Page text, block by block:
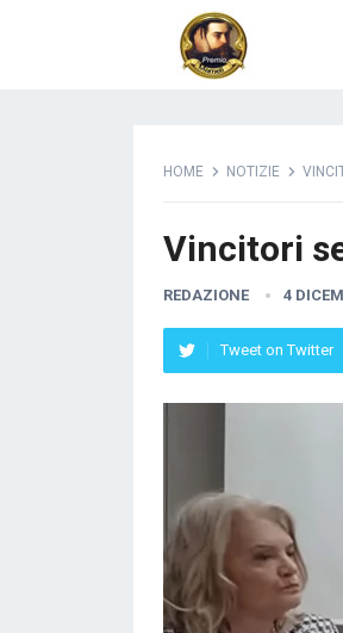
HOME NOTIZIE
Vincitori
REDAZIONE 4
Tweet on Twitter